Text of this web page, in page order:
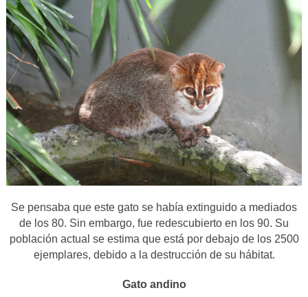
Se pensaba que este gato se había extinguido a mediados
de los 80. Sin embargo, fue redescubierto en los 90. Su
población actual se estima que está por debajo de los 2500
ejemplares, debido a la destrucción de su hábitat.
Gato andino